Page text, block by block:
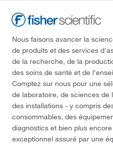
Nous faisons avancer la
de produits et des services
de la recherche, de la
des soins de santé et de
Comptez sur nous pour une
de laboratoire, de sciences de
des installations - y compris
consommables, des
diagnostics et bien plus
exceptionnel assuré par une